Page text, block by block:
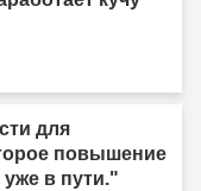
для
повышение
в пути."